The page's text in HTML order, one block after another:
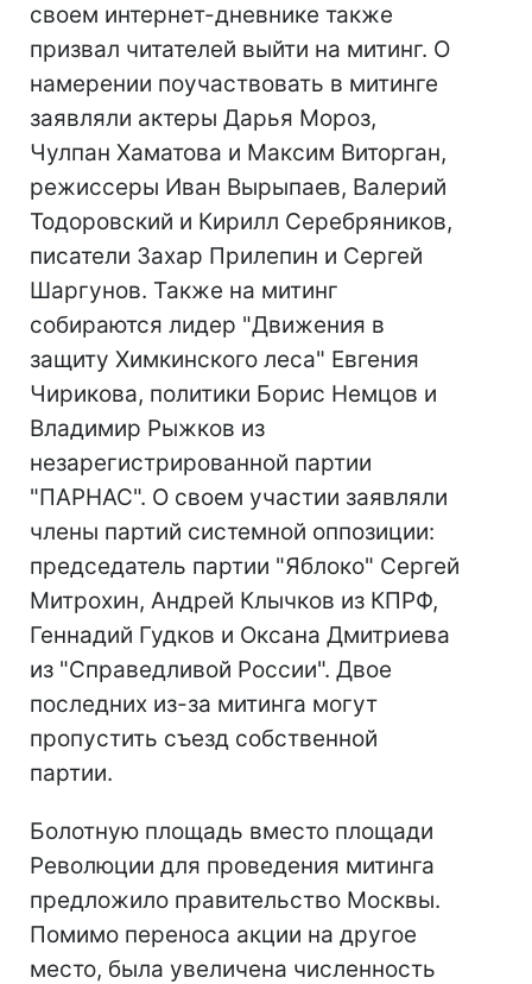
своем интернет-дневнике также
призвал читателей выйти на митинг. О
намерении поучаствовать в митинге
заявляли актеры Дарья Мороз,
Чулпан Хаматова и Максим Виторган,
режиссеры Иван Вырыпаев, Валерий
Тодоровский и Кирилл Серебряников,
писатели Захар Прилепин и Сергей
Шаргунов. Также на митинг
собираются лидер "Движения в
защиту Химкинского леса" Евгения
Чирикова, политики Борис Немцов и
Владимир Рыжков из
незарегистрированной партии
"ПАРНАС". О своем участии заявляли
члены партий системной оппозиции:
председатель партии "Яблоко" Сергей
Митрохин, Андрей Клычков из КПРФ,
Геннадий Гудков и Оксана Дмитриева
из "Справедливой России". Двое
последних из-за митинга могут
пропустить съезд собственной
партии.
Болотную площадь вместо площади
Революции для проведения митинга
предложило правительство Москвы.
Помимо переноса акции на другое
место, была увеличена численность